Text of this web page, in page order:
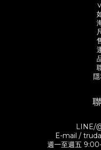
LINE/
E-mail /
週一至週五